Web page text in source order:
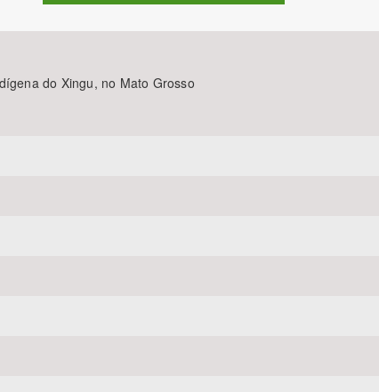
Área Protegida
do Xingu, no Mato Grosso